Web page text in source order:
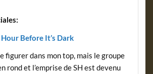
Before It’s Dark
figurer dans mon top, mais le groupe
rond et l’emprise de SH est devenu